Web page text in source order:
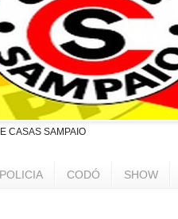
CASAS SAMPAIO
POLICIA CODÓ SHOW